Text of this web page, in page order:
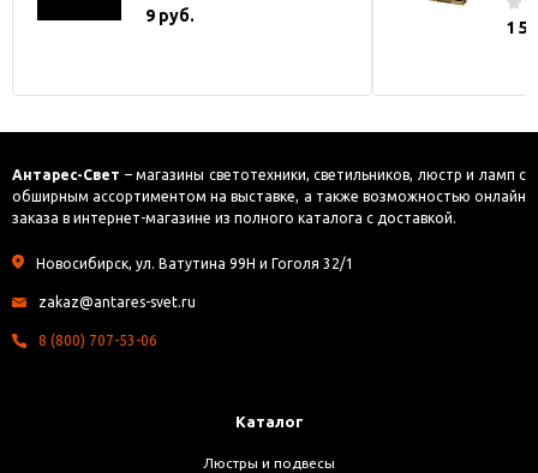
9 руб.
1
Антарес-Свет – магазины светотехники, светильников, люстр и ламп с
обширным ассортиментом на выставке, а также возможностью онлайн
заказа в интернет-магазине из полного каталога с доставкой.
Новосибирск, ул. Ватутина 99Н и Гоголя 32/1
zakaz@antares-svet.ru
8 (800) 707-53-06
Каталог
Люстры и подвесы